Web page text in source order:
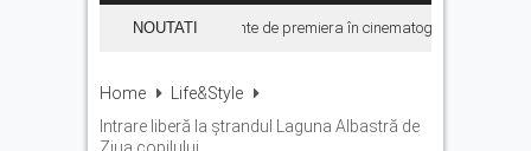
NOUTATI
la Cetatea Făgărașului, înainte de premiera în cinematografe
Home
Life&Style
Intrare liberă la ștrandul Laguna Albastră de